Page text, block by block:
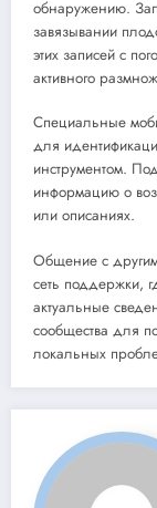
обнаружению.
завязывании
этих записей с
активного
Специальные
для
инструментом.
информацию о
или описаниях.
Общение с
сеть поддержки,
актуальные
сообщества для
локальных